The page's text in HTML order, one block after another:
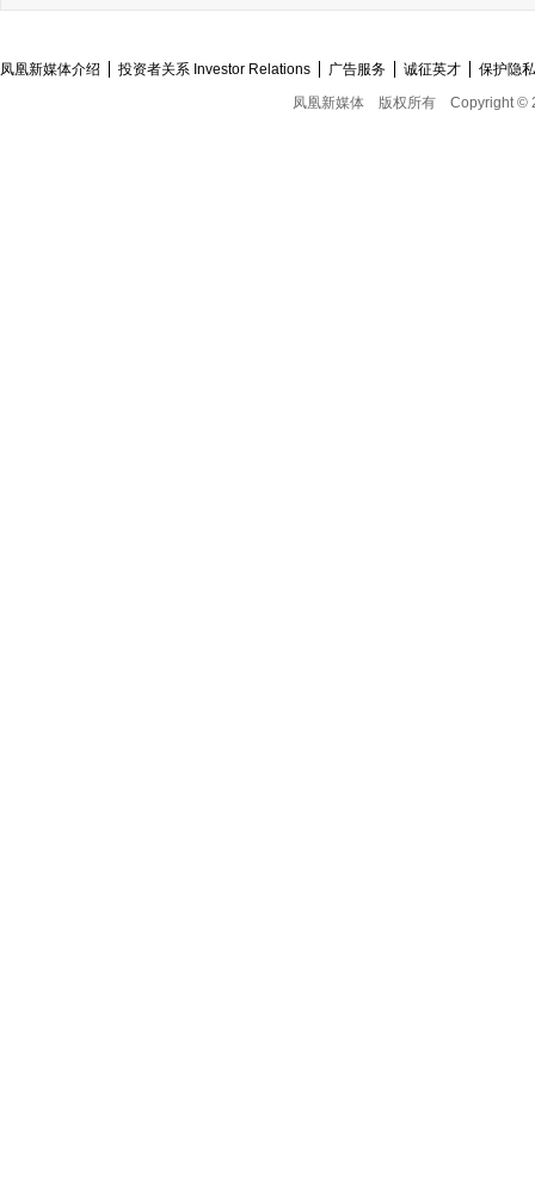
凤凰新媒体介绍 投资者关系 Investor Relations 广告服务 诚征英才
保护隐
凤凰新媒体
版权所有 Copyright ©